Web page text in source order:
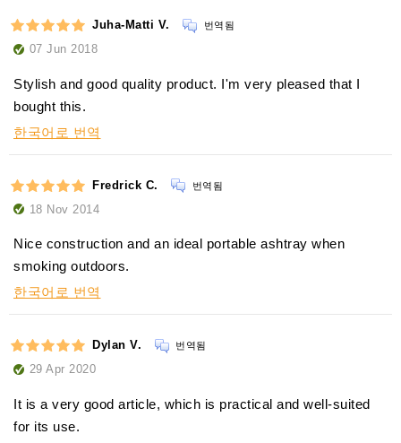
Juha-Matti V. 번역됨
07 Jun 2018
Stylish and good quality product. I'm very pleased that I
bought this.
한국어로 번역
Fredrick C. 번역됨
18 Nov 2014
Nice construction and an ideal portable ashtray when
smoking outdoors.
한국어로 번역
Dylan V. 번역됨
29 Apr 2020
It is a very good article, which is practical and well-suited
for its use.